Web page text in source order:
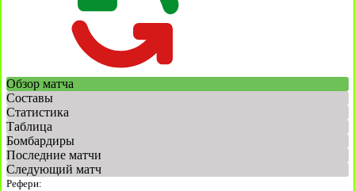
Обзор матча
Составы
Статистика
Таблица
Бомбардиры
Последние матчи
Следующий матч
Рефери: